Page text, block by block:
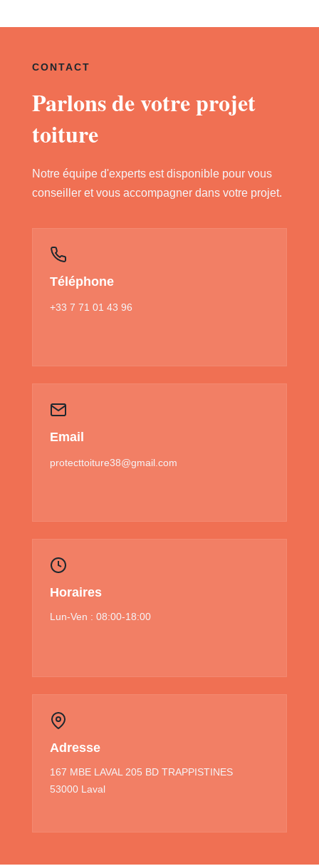
CONTACT
Parlons de votre projet
toiture
Notre équipe d'experts est disponible pour vous
conseiller et vous accompagner dans votre projet.
Téléphone
+33 7 71 01 43 96
Email
protecttoiture38@gmail.com
Horaires
Lun-Ven : 08:00-18:00
Adresse
167 MBE LAVAL 205 BD TRAPPISTINES
53000 Laval